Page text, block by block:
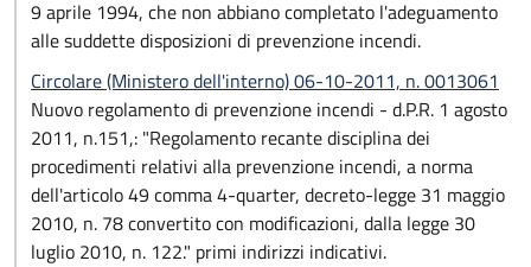
9 aprile 1994, che non abbiano completato l'adeguamento
alle suddette disposizioni di prevenzione incendi.
Circolare (Ministero dell'interno) 06-10-2011, n. 0013061
Nuovo regolamento di prevenzione incendi - d.P.R. 1 agosto
2011, n.151,: "Regolamento recante disciplina dei
procedimenti relativi alla prevenzione incendi, a norma
dell'articolo 49 comma 4-quarter, decreto-legge 31 maggio
2010, n. 78 convertito con modificazioni, dalla legge 30
luglio 2010, n. 122." primi indirizzi indicativi.